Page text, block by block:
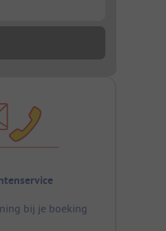
bij je boeking